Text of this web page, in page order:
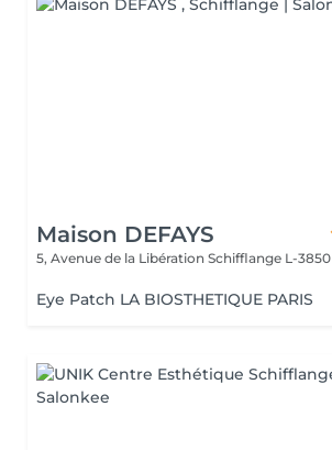
Maison DEFAYS
5, Avenue de la Libération Schifflange L-3850
Eye Patch LA BIOSTHETIQUE PARIS